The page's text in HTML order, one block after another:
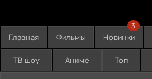
Главная Фильмы Новинки
3
ТВ шоу Аниме Топ